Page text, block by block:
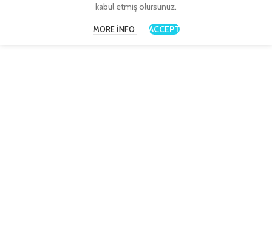
kabul etmiş olursunuz.
MORE INFO ACCEPT